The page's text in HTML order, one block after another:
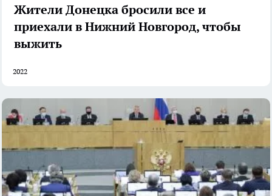
Жители Донецка бросили все и
приехали в Нижний Новгород, чтобы
выжить
2022